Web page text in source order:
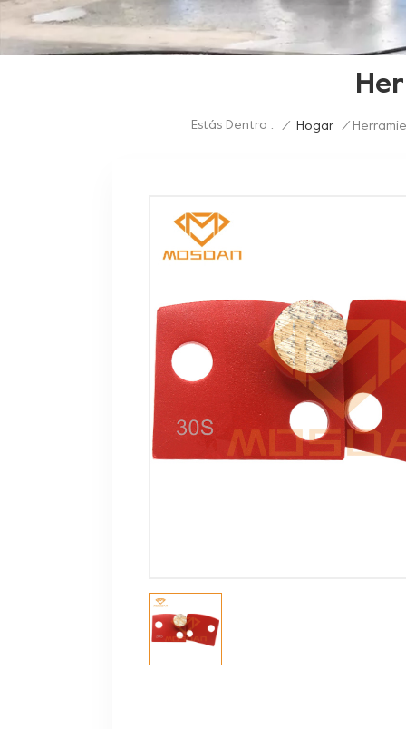
Estás Dentro : / Hogar /